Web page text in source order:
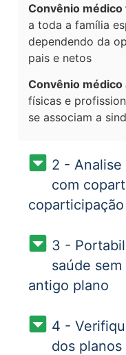
Convênio médico
a toda a família
dependendo da
pais e netos
Convênio médico
físicas e
se associam a
2 - Analise
com
coparticipação
3 -
saúde
antigo plano
4 -
dos